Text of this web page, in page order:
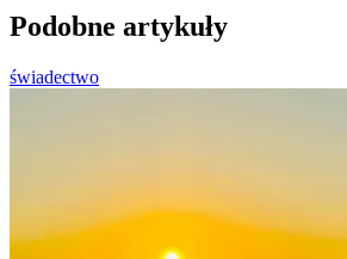
Podobne artykuły
świadectwo